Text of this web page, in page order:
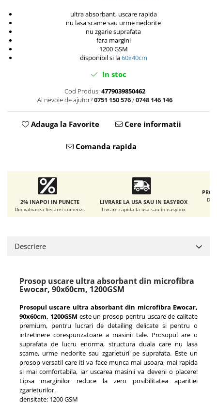
DETAILING RAPID EXTERIOR
Solutii detailing rapid
Accesorii detailing rapid
ACCESORII EXTERIOR
ultra absorbant, uscare rapida
nu lasa scame sau urme nedorite
nu zgarie suprafata
fara margini
1200 GSM
disponibil si la60x40cm
In stoc
Cod Produs: 4779039850462
Ai nevoie de ajutor?0751 150 576/0748 146 146
Adauga la Favorite Cere informatii
Comanda rapida
2% INAPOI IN PUNCTE
Din valoarea fiecarei comenzi.
LIVRARE LA USA SAU IN EASYBOX
Livrare rapida la usa sau in easybox
De
Descriere
Prosop uscare ultra absorbant din microfibra
Ewocar, 90x60cm, 1200GSM
Prosopul uscare ultra absorbant din microfibra Ewocar,
90x60cm, 1200GSMeste un prosop pentru uscare de calitate
premium, pentru lucrari de detailing delicate si pentru o
intretinere corespunzatoare a masinii tale. Prosopul are o
suprafata de lucru enorma, structura duala care nu lasa
scame, urme nedorite sau zgarieturi pe suprafata. Este un
prosop versatil care iti va face munca mai usoara, mai rapida
si mai comfortabila, iar uscarea masinii va deveni o placere!
Lipsa marginilor reduce la zero posibilitatea aparitiei
zgarieturilor.
densitate: 1200 GSM